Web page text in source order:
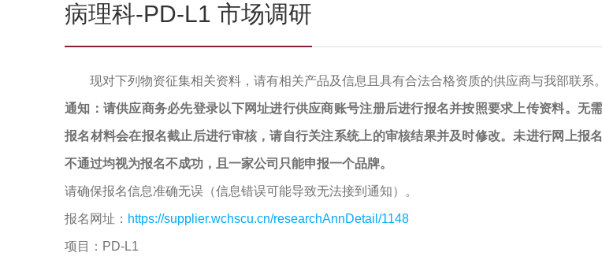
病理科-PD-L1 市场调研
现对下列物资征集相关资料，请有相关产品及信息且具有合法合格资质的供应商与我部联系。
通知：请供应商务必先登录以下网址进行供应商账号注册后进行报名并按照要求上传资料。无需
报名材料会在报名截止后进行审核，请自行关注系统上的审核结果并及时修改。未进行网上报
不通过均视为报名不成功，且一家公司只能申报一个品牌。
请确保报名信息准确无误（信息错误可能导致无法接到通知）。
报名网址： https://supplier.wchscu.cn/researchAnnDetail/1148
项目：PD-L1